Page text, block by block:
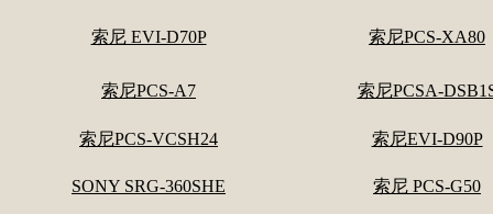
索尼 EVI-D70P 索尼PCS-XA80
索尼PCS-A7 索尼PCSA-
索尼PCS-VCSH24 索尼EVI-D90P
SONY SRG-360SHE 索尼 PCS-G50